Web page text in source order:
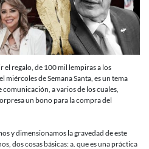
diputados:
el regalo, de 100 mil lempiras a los
miércoles de Semana Santa, es un tema
a varios de los cuales,
un bono para la compra del
y dimensionamos la gravedad de este
dos cosas básicas: a. que es una práctica